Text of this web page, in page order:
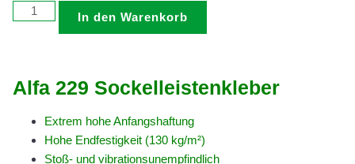
In den Warenkorb
Alfa 229 Sockelleistenkleber
Extrem hohe Anfangshaftung
Hohe Endfestigkeit (130 kg/m²)
Stoß- und vibrationsunempfindlich